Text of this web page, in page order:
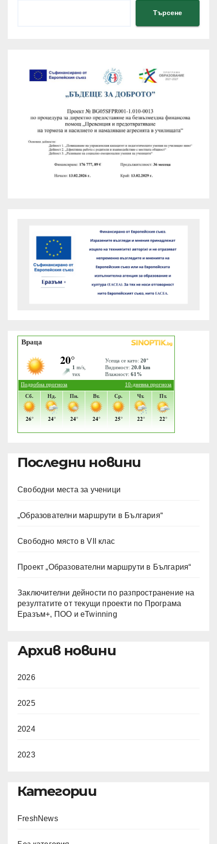
Търсене
Последни новини
Свободни места за ученици
„Образователни маршрути в България“
Свободно място в VII клас
Проект „Образователни маршрути в България“
Заключителни дейности по разпространение на
резултатите от текущи проекти по Програма
Еразъм+, ПОО и eTwinning
Архив новини
2026
2025
2024
2023
Категории
FreshNews